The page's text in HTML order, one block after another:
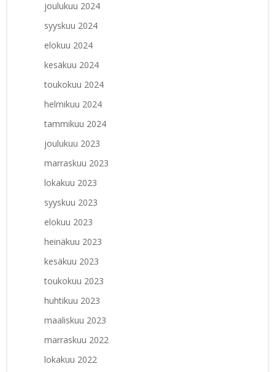
joulukuu 2024
syyskuu 2024
elokuu 2024
kesäkuu 2024
toukokuu 2024
helmikuu 2024
tammikuu 2024
joulukuu 2023
marraskuu 2023
lokakuu 2023
syyskuu 2023
elokuu 2023
heinäkuu 2023
kesäkuu 2023
toukokuu 2023
huhtikuu 2023
maaliskuu 2023
marraskuu 2022
lokakuu 2022